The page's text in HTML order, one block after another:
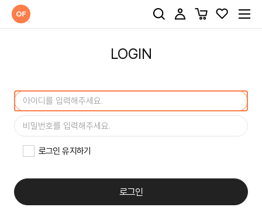
LOGIN
로그인 유지하기
로그인